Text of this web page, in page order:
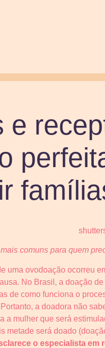
e
comuns para quem
uma ovodoação ocorreu
No Brasil, a doação
de como funciona o
a doadora não
a mulher que será
metade será doado
o especialista